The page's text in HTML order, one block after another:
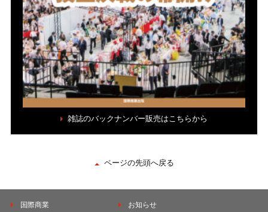
雑誌のバックナンバー販売はこちらから
ページの先頭へ戻る
国際商業 お知らせ